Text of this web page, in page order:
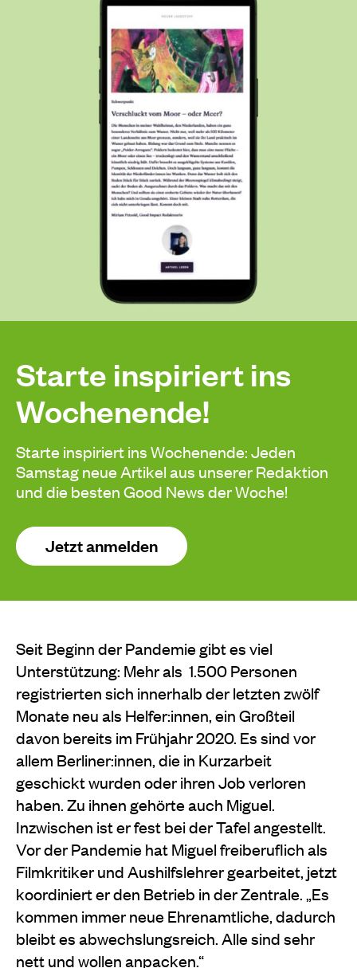
Starte inspiriert ins
Wochenende!
Starte inspiriert ins Wochenende: Jeden
Samstag neue Artikel aus unserer Redaktion
und die besten Good News der Woche!
Jetzt anmelden
Seit Beginn der Pandemie gibt es viel
Unterstützung: Mehr als 1.500 Personen
registrierten sich innerhalb der letzten zwölf
Monate neu als Helfer:innen, ein Großteil
davon bereits im Frühjahr 2020. Es sind vor
allem Berliner:innen, die in Kurzarbeit
geschickt wurden oder ihren Job verloren
haben. Zu ihnen gehörte auch Miguel.
Inzwischen ist er fest bei der Tafel angestellt.
Vor der Pandemie hat Miguel freiberuflich als
Filmkritiker und Aushilfslehrer gearbeitet, jetzt
koordiniert er den Betrieb in der Zentrale. „Es
kommen immer neue Ehrenamtliche, dadurch
bleibt es abwechslungsreich. Alle sind sehr
nett und wollen anpacken.“